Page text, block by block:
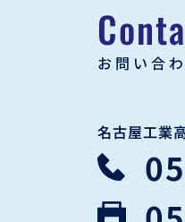
お問い合
名古屋工業